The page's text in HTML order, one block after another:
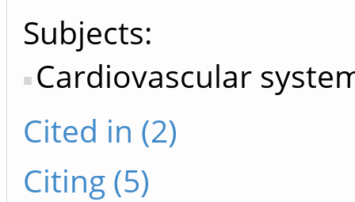
Subjects:
Cardiovascular
Cited in (2)
Citing (5)